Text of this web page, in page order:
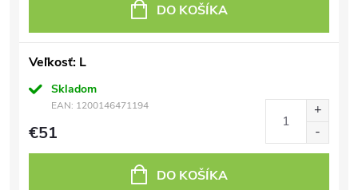
DO KOŠÍKA
Veľkosť: L
Skladom
EAN: 1200146471194
€51
DO KOŠÍKA